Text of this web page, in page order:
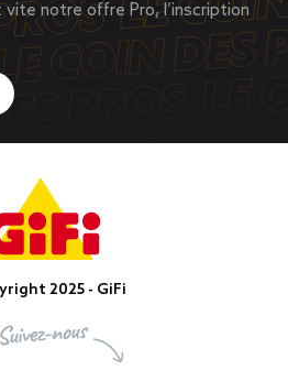
notre offre Pro, l’inscription
2025 - GiFi